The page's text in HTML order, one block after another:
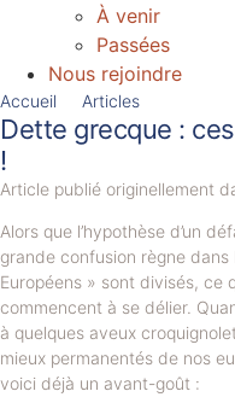
À venir
Passées
Nous rejoindre
Accueil Articles
Dette grecque :
!
Article publié originellement
Alors que l’hypothèse d’un
grande confusion règne
Européens » sont divisés, ce
commencent à se délier.
à quelques aveux
mieux permanentés de nos
voici déjà un avant-goût :